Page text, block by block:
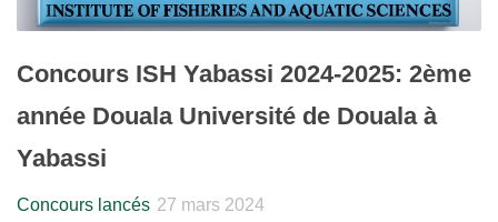
Concours ISH Yabassi 2024-2025: 2ème
année Douala Université de Douala à
Yabassi
Concours lancés 27 mars 2024